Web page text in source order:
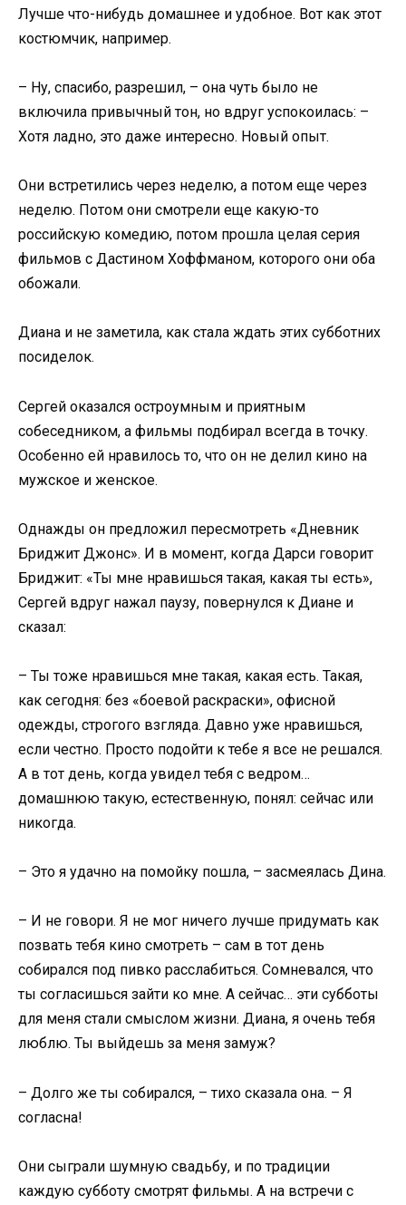
Лучше что-нибудь домашнее и удобное. Вот как этот
костюмчик, например.
– Ну, спасибо, разрешил, – она чуть было не
включила привычный тон, но вдруг успокоилась: –
Хотя ладно, это даже интересно. Новый опыт.
Они встретились через неделю, а потом еще через
неделю. Потом они смотрели еще какую-то
российскую комедию, потом прошла целая серия
фильмов с Дастином Хоффманом, которого они оба
обожали.
Диана и не заметила, как стала ждать этих субботних
посиделок.
Сергей оказался остроумным и приятным
собеседником, а фильмы подбирал всегда в точку.
Особенно ей нравилось то, что он не делил кино на
мужское и женское.
Однажды он предложил пересмотреть «Дневник
Бриджит Джонс». И в момент, когда Дарси говорит
Бриджит: «Ты мне нравишься такая, какая ты есть»,
Сергей вдруг нажал паузу, повернулся к Диане и
сказал:
– Ты тоже нравишься мне такая, какая есть. Такая,
как сегодня: без «боевой раскраски», офисной
одежды, строгого взгляда. Давно уже нравишься,
если честно. Просто подойти к тебе я все не решался.
А в тот день, когда увидел тебя с ведром…
домашнюю такую, естественную, понял: сейчас или
никогда.
– Это я удачно на помойку пошла, – засмеялась Дина.
– И не говори. Я не мог ничего лучше придумать как
позвать тебя кино смотреть – сам в тот день
собирался под пивко расслабиться. Сомневался, что
ты согласишься зайти ко мне. А сейчас… эти субботы
для меня стали смыслом жизни. Диана, я очень тебя
люблю. Ты выйдешь за меня замуж?
– Долго же ты собирался, – тихо сказала она. – Я
согласна!
Они сыграли шумную свадьбу, и по традиции
каждую субботу смотрят фильмы. А на встречи с